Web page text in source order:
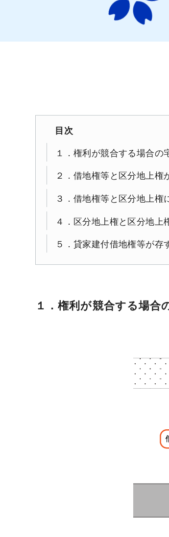
目次
１．権利が競合する場合の
２．借地権等と区分地上
３．借地権等と区分地上
４．区分地上権と区分地
５．貸家建付借地権等が存
１．権利が競合する場合